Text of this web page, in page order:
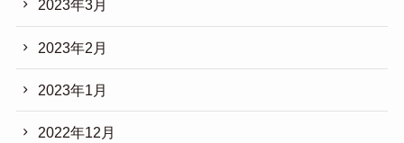
2023年3月
2023年2月
2023年1月
2022年12月